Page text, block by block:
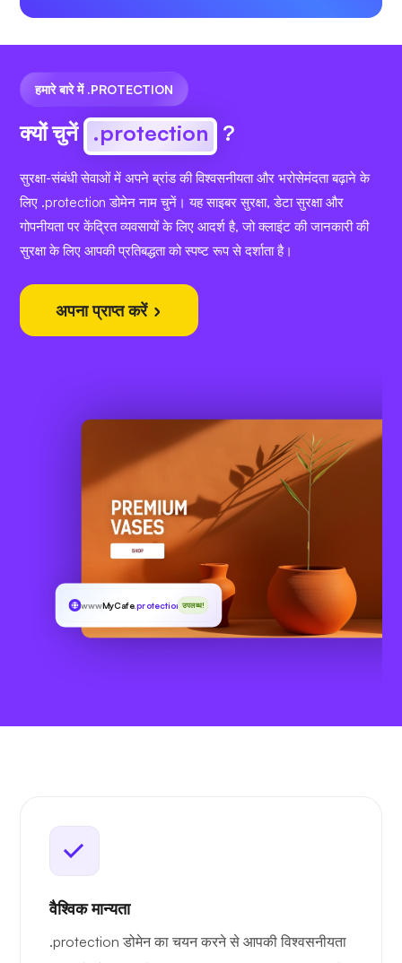
हमारे बारे में .PROTECTION
क्यों चुनें .protection ?
सुरक्षा-संबंधी सेवाओं में अपने ब्रांड की विश्वसनीयता और भरोसेमंदता बढ़ाने के
लिए .protection डोमेन नाम चुनें। यह साइबर सुरक्षा, डेटा सुरक्षा और
गोपनीयता पर केंद्रित व्यवसायों के लिए आदर्श है, जो क्लाइंट की जानकारी की
सुरक्षा के लिए आपकी प्रतिबद्धता को स्पष्ट रूप से दर्शाता है।
अपना प्राप्त करें
wwwMyCafe.protection उपलब्ध!
वैश्विक मान्यता
.protection डोमेन का चयन करने से आपकी विश्वसनीयता